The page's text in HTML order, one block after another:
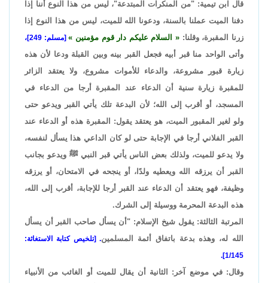
قال ابن تيمية: "من المنكرات المبتدعة"، ليس من هذا النوع أننا إذا
دفنا الميت عملنا بالسنة، ودعونا الله للميت، ليس من هذا النوع إذا
زرنا المقبرة، وقلنا:
السلام عليكم دار قوم مؤمنين [مسلم: 249]،
وأتى الواحد منا قبر أبيه فجعل القبر بينه وبين القبلة ودعا لأن هذه
زيارة قبور مشروعة، والدعاء للأموات مشروع، ولا يعتقد الزائر
للمقبرة زيارة سنية أن الدعاء عند المقبرة أرجا من الدعاء في
المسجد، أو أقرب إلى الله؛ لأن البدعة تلك يأتي القبر ويدعو حتى
ولو لغير المقبور الميت، هو يعتقد يقول: المقبرة هذه أو الدعاء عند
القبر الفلاني أرجا في الإجابة حتى لو كان الداعي هذا يسأل لنفسه،
ولا يدعو للميت، ولذلك بعض الناس يأتي قبر النبي ﷺ ويدعو بجانب
القبر أن يرزقه الله ويعطيه ولدًا، أو ينجحه في الامتحان، أو يرزقه
وظيفة، فهو يعتقد أن الدعاء عند القبر أرجا للإجابة، أقرب إلى الله،
هذه البدعة المحرمة ووسيلة إلى الشرك.
المرتبة الثالثة: يقول شيخ الإسلام: "أن يسأل صاحب القبر أن يسأل
الله له، وهذه بدعة باتفاق أئمة المسلمين. [تلخيص كتابة الاستغاثة:
1/145].
وقال: في موضع آخر: الثانية أن يقال للميت أو الغائب من الأنبياء